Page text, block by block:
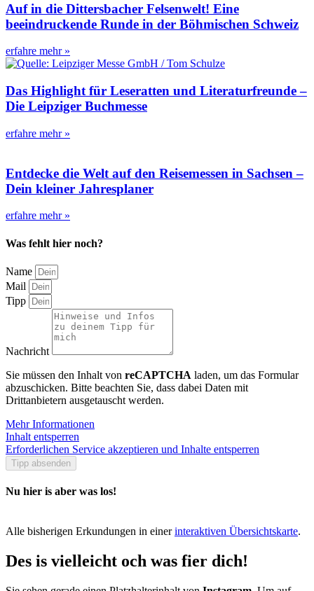
Auf in die Dittersbacher Felsenwelt! Eine
beeindruckende Runde in der Böhmischen Schweiz
erfahre mehr »
Das Highlight für Leseratten und Literaturfreunde –
Die Leipziger Buchmesse
erfahre mehr »
Entdecke die Welt auf den Reisemessen in Sachsen –
Dein kleiner Jahresplaner
erfahre mehr »
Was fehlt hier noch?
Name
Mail
Tipp
Nachricht
Sie müssen den Inhalt von reCAPTCHA laden, um das Formular
abzuschicken. Bitte beachten Sie, dass dabei Daten mit
Drittanbietern ausgetauscht werden.
Mehr Informationen
Inhalt entsperren
Erforderlichen Service akzeptieren und Inhalte entsperren
Tipp absenden
Nu hier is aber was los!
Alle bisherigen Erkundungen in einerinteraktiven Übersichtskarte.
Des is vielleicht och was fier dich!